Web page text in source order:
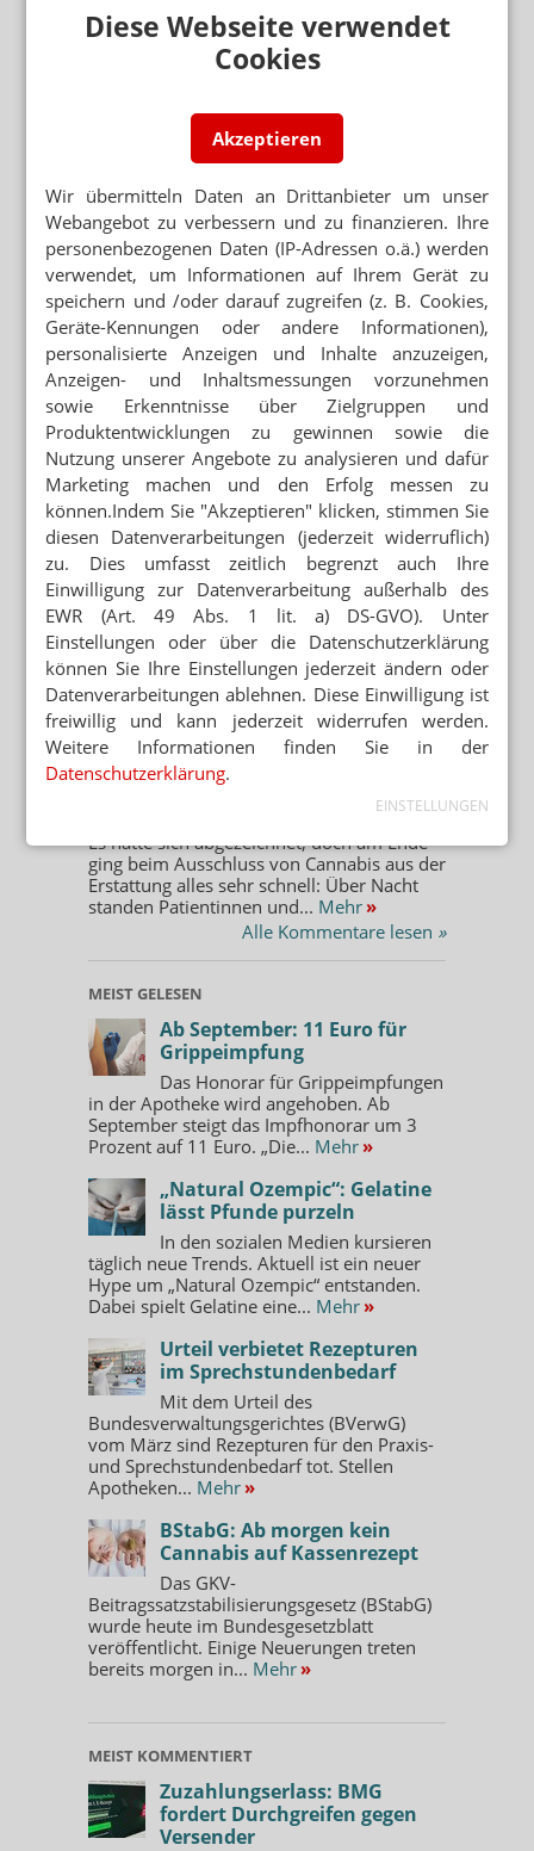
Diese Webseite verwendet
Cookies
Akzeptieren
Wir übermitteln Daten an Drittanbieter um unser
Webangebot zu verbessern und zu finanzieren. Ihre
personenbezogenen Daten (IP-Adressen o.ä.) werden
verwendet, um Informationen auf Ihrem Gerät zu
speichern und /oder darauf zugreifen (z. B. Cookies,
Geräte-Kennungen oder andere Informationen),
personalisierte Anzeigen und Inhalte anzuzeigen,
Anzeigen- und Inhaltsmessungen vorzunehmen
sowie Erkenntnisse über Zielgruppen und
Produktentwicklungen zu gewinnen sowie die
Nutzung unserer Angebote zu analysieren und dafür
Marketing machen und den Erfolg messen zu
können.Indem Sie "Akzeptieren" klicken, stimmen Sie
diesen Datenverarbeitungen (jederzeit widerruflich)
zu. Dies umfasst zeitlich begrenzt auch Ihre
Einwilligung zur Datenverarbeitung außerhalb des
EWR (Art. 49 Abs. 1 lit. a) DS-GVO). Unter
Einstellungen oder über die Datenschutzerklärung
können Sie Ihre Einstellungen jederzeit ändern oder
Datenverarbeitungen ablehnen. Diese Einwilligung ist
freiwillig und kann jederzeit widerrufen werden.
Weitere Informationen finden Sie in der
Datenschutzerklärung.
EINSTELLUNGEN
KOMMENTAR
KOMMENTAR
Cannabis: Warken hinterlässt
Es hatte sich abgezeichnet, doch am Ende
ging beim Ausschluss von Cannabis aus der
Erstattung alles sehr schnell: Über Nacht
standen Patientinnen und... Mehr »
Alle Kommentare lesen »
MEIST GELESEN
Ab September: 11 Euro für
Grippeimpfung
Das Honorar für Grippeimpfungen
in der Apotheke wird angehoben. Ab
September steigt das Impfhonorar um 3
Prozent auf 11 Euro. „Die... Mehr »
„Natural Ozempic“: Gelatine
lässt Pfunde purzeln
In den sozialen Medien kursieren
täglich neue Trends. Aktuell ist ein neuer
Hype um „Natural Ozempic“ entstanden.
Dabei spielt Gelatine eine... Mehr »
Urteil verbietet Rezepturen
im Sprechstundenbedarf
Mit dem Urteil des
Bundesverwaltungsgerichtes (BVerwG)
vom März sind Rezepturen für den Praxis-
und Sprechstundenbedarf tot. Stellen
Apotheken... Mehr »
BStabG: Ab morgen kein
Cannabis auf Kassenrezept
Das GKV-
Beitragssatzstabilisierungsgesetz (BStabG)
wurde heute im Bundesgesetzblatt
veröffentlicht. Einige Neuerungen treten
bereits morgen in... Mehr »
MEIST KOMMENTIERT
Zuzahlungserlass: BMG
fordert Durchgreifen gegen
Versender